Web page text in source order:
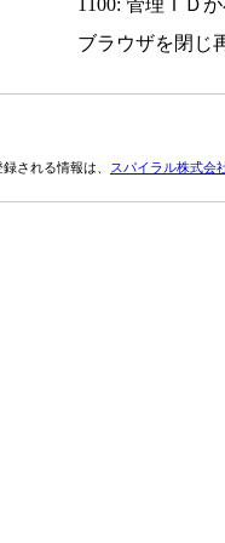
1100: 管理ＩＤ
ブラウザを閉じ
される情報は、 スパイラル株式会